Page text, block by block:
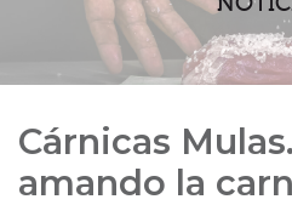
Cárnicas
amando la